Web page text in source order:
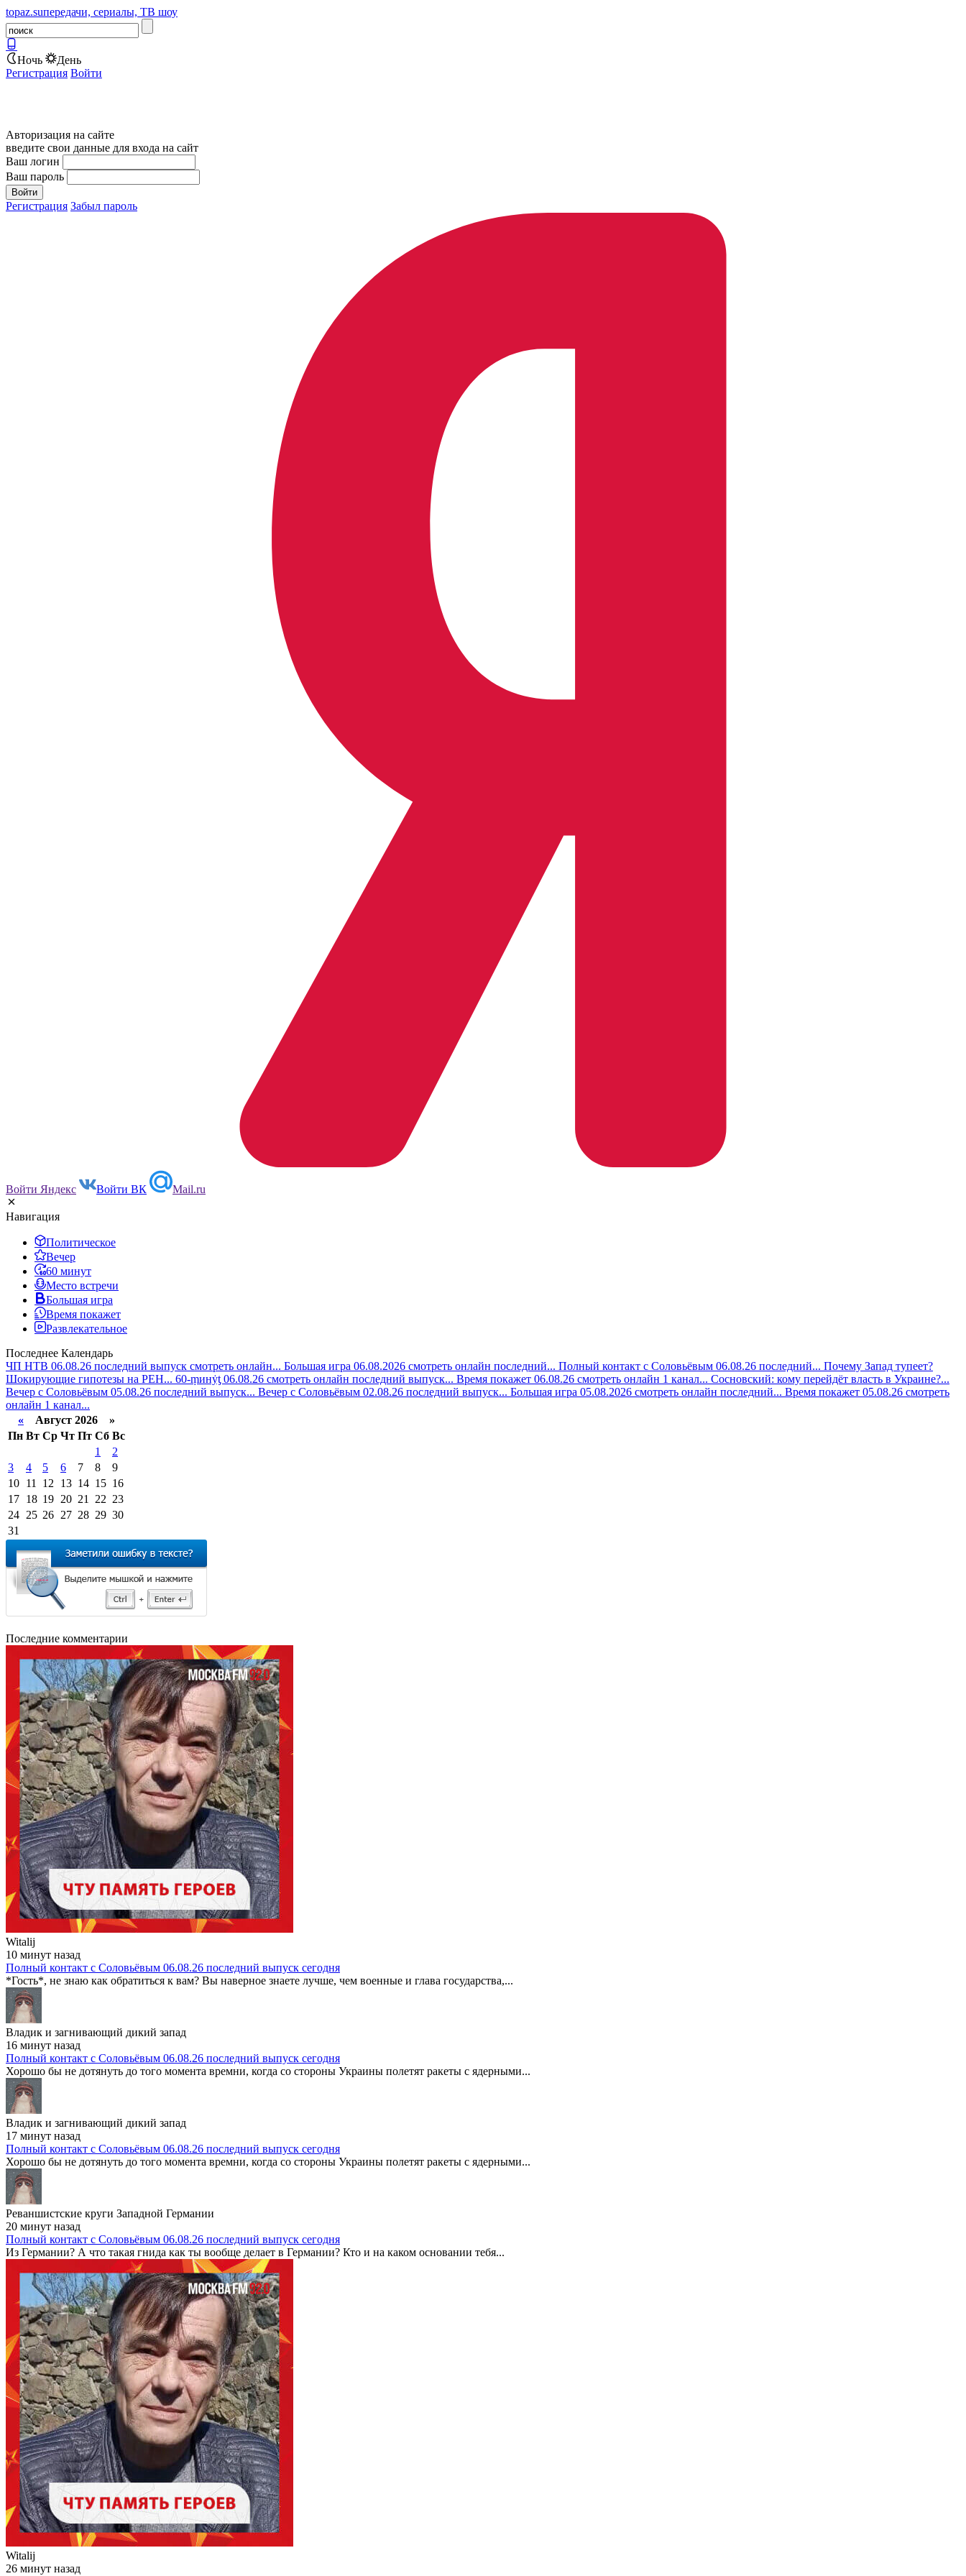
topaz.suпередачи, сериалы, ТВ шоу
Ночь
День
Регистрация Войти
Авторизация на сайте
введите свои данные для входа на сайт
Ваш логин
Ваш пароль
Регистрация Забыл пароль
Войти Яндекс Войти ВК Mail.ru
Навигация
Политическое
Вечер
60 минут
Место встречи
Большая игра
Время покажет
Развлекательное
Последнее Календарь
ЧП НТВ 06.08.26 последний выпуск смотреть онлайн... Большая игра 06.08.2026 смотреть онлайн последний... Полный контакт с Соловьёвым 06.08.26 последний... Почему Запад тупеет?
Шокирующие гипотезы на РЕН... 60-ṃинẏƫ 06.08.26 смотреть онлайн последний выпуск... Время покажет 06.08.26 смотреть онлайн 1 канал... Сосновский: кому перейдёт власть в Украине?...
Вечер с Соловьёвым 05.08.26 последний выпуск... Вечер с Соловьёвым 02.08.26 последний выпуск... Большая игра 05.08.2026 смотреть онлайн последний... Время покажет 05.08.26 смотреть
онлайн 1 канал...
« Август 2026 »
Пн Вт Ср Чт Пт Сб Вс
1
2
3
4 5 6 7 8
9
10 11 12 13 14 15 16
17 18 19 20 21 22 23
24 25 26 27 28 29 30
31
Последние комментарии
Witalij
10 минут назад
Полный контакт с Соловьёвым 06.08.26 последний выпуск сегодня
*Гость*, не знаю как обратиться к вам? Вы наверное знаете лучше, чем военные и глава государства,...
Владик и загнивающий дикий запад
16 минут назад
Полный контакт с Соловьёвым 06.08.26 последний выпуск сегодня
Хорошо бы не дотянуть до того момента времни, когда со стороны Украины полетят ракеты с ядерными...
Владик и загнивающий дикий запад
17 минут назад
Полный контакт с Соловьёвым 06.08.26 последний выпуск сегодня
Хорошо бы не дотянуть до того момента времни, когда со стороны Украины полетят ракеты с ядерными...
Реваншистские круги Западной Германии
20 минут назад
Полный контакт с Соловьёвым 06.08.26 последний выпуск сегодня
Из Германии? А что такая гнида как ты вообще делает в Германии? Кто и на каком основании тебя...
Witalij
26 минут назад